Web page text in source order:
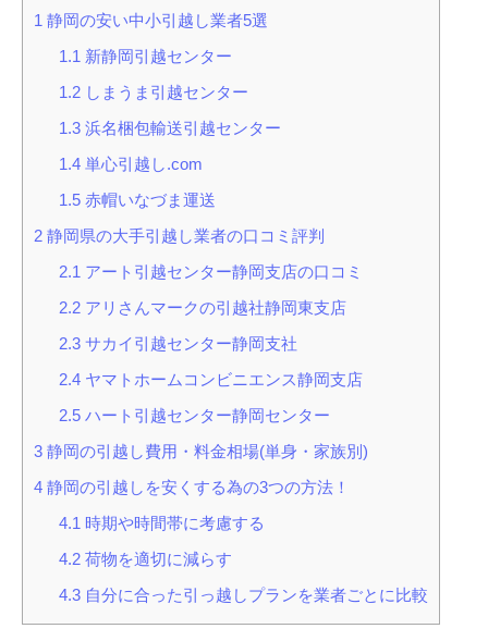
1 静岡の安い中小引越し業者5選
1.1 新静岡引越センター
1.2しまうま引越センター
1.3浜名梱包輸送引越センター
1.4単心引越し.com
1.5赤帽いなづま運送
2 静岡県の大手引越し業者の口コミ評判
2.1 アート引越センター静岡支店の口コミ
2.2アリさんマークの引越社静岡東支店
2.3サカイ引越センター静岡支社
2.4ヤマトホームコンビニエンス静岡支店
2.5ハート引越センター静岡センター
3 静岡の引越し費用・料金相場(単身・家族別)
4 静岡の引越しを安くする為の3つの方法！
4.1 時期や時間帯に考慮する
4.2荷物を適切に減らす
4.3自分に合った引っ越しプランを業者ごとに比較